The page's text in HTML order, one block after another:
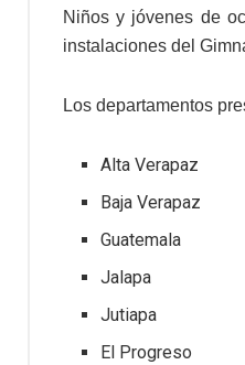
Niños y jóvenes de
instalaciones del
Los departamentos
Alta Verapaz
Baja Verapaz
Guatemala
Jalapa
Jutiapa
El Progreso